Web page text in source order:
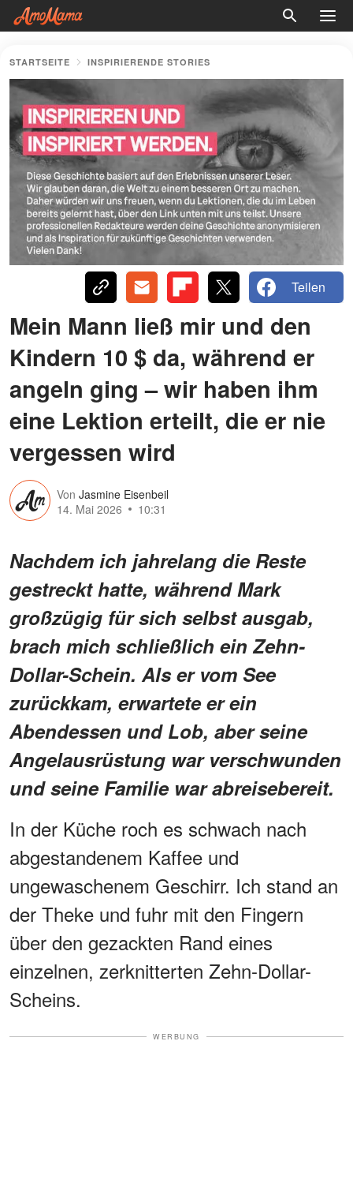
STARTSEITE INSPIRIERENDE STORIES
Teilen
Mein Mann ließ mir und den
Kindern 10 $ da, während er
angeln ging – wir haben ihm
eine Lektion erteilt, die er nie
vergessen wird
Von Jasmine Eisenbeil
14. Mai 2026
10:31
Nachdem ich jahrelang die Reste
gestreckt hatte, während Mark
großzügig für sich selbst ausgab,
brach mich schließlich ein Zehn-
Dollar-Schein. Als er vom See
zurückkam, erwartete er ein
Abendessen und Lob, aber seine
Angelausrüstung war verschwunden
und seine Familie war abreisebereit.
In der Küche roch es schwach nach
abgestandenem Kaffee und
ungewaschenem Geschirr. Ich stand an
der Theke und fuhr mit den Fingern
über den gezackten Rand eines
einzelnen, zerknitterten Zehn-Dollar-
Scheins.
WERBUNG